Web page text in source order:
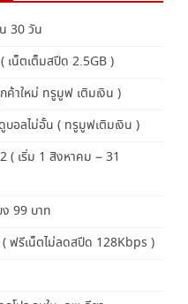
30 วัน
เน็ตเต็มสปีด 2.5GB )
ค้าใหม่ ทรูมูฟ เติมเงิน )
อลไม่อั้น ( ทรูมูฟเติมเงิน )
( เริ่ม 1 สิงหาคม – 31
99 บาท
ฟรีเน็ตไม่ลดสปีด 128Kbps )